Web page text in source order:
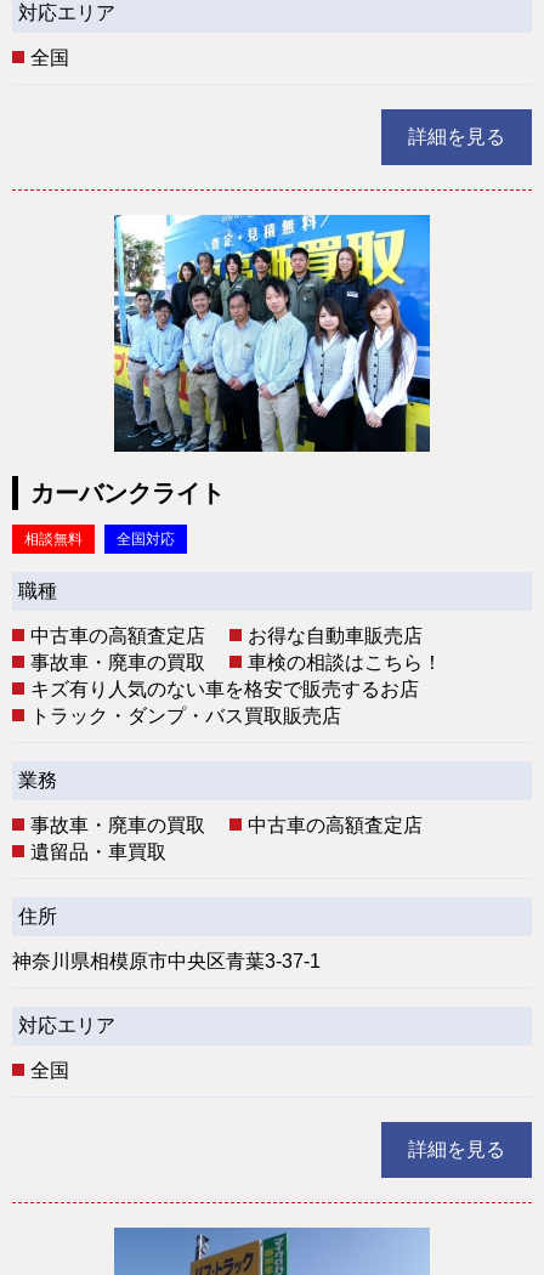
対応エリア
全国
詳細を見る
カーバンクライト
相談無料 全国対応
職種
中古車の高額査定店
お得な自動車販売店
事故車・廃車の買取
車検の相談はこちら！
キズ有り人気のない車を格安で販売するお店
トラック・ダンプ・バス買取販売店
業務
事故車・廃車の買取
中古車の高額査定店
遺留品・車買取
住所
神奈川県相模原市中央区青葉3-37-1
対応エリア
全国
詳細を見る